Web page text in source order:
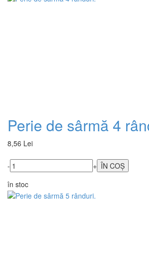
Perie de sârmă 4
8,56 Lei
-
+
în stoc